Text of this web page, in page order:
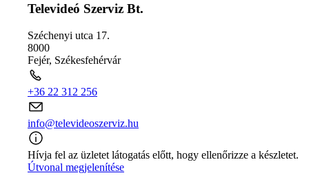
Televideó Szerviz Bt.
Széchenyi utca 17.
8000
Fejér, Székesfehérvár
+36 22 312 256
info@televideoszerviz.hu
Hívja fel az üzletet látogatás előtt, hogy ellenőrizze a készletet.
Útvonal megjelenítése